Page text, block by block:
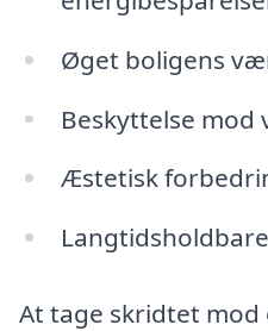
Øget boligens
Beskyttelse
Æstetisk
At tage skridtet